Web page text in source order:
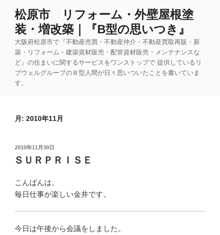
松原市 リフォーム・外壁屋根塗
装・増改築｜『B型の思いつき』
大阪府松原市で『不動産売買・不動産仲介・不動産買取再販・新
築・リフォーム・建築資材販売・配管資材販売・メンテナンスな
ど』の住まいに関するサービスをワンストップで 提供しているリ
ブウェルグループのＢ型人間が日々思いついたことを書いていま
す。
月: 2010年11月
投
稿
日:
2010年11月30日
ＳＵＲＰＲＩＳＥ
こんばんは。
毎日仕事が楽しい金井です。
今日は午後から会議をしました。